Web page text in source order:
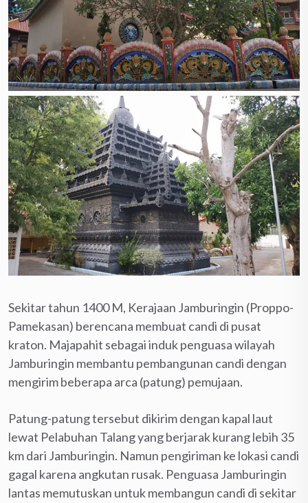
Sekitar tahun 1400 M, Kerajaan Jamburingin (Proppo-
Pamekasan) berencana membuat candi di pusat
kraton. Majapahit sebagai induk penguasa wilayah
Jamburingin membantu pembangunan candi dengan
mengirim beberapa arca (patung) pemujaan.
Patung-patung tersebut dikirim dengan kapal laut
lewat Pelabuhan Talang yang berjarak kurang lebih 35
km dari Jamburingin. Namun pengiriman ke lokasi candi
gagal karena angkutan rusak. Penguasa Jamburingin
lantas memutuskan untuk membangun candi di sekitar